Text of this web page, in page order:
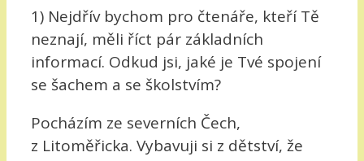
1) Nejdřív bychom pro čtenáře, kteří Tě
neznají, měli říct pár základních
informací. Odkud jsi, jaké je Tvé spojení
se šachem a se školstvím?
Pocházím ze severních Čech,
z Litoměřicka. Vybavuji si z dětství, že